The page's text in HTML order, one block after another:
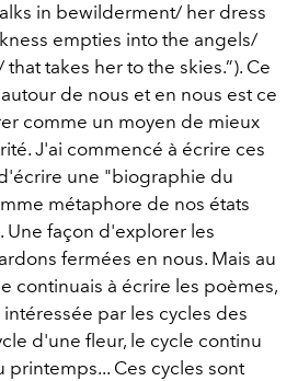
in bewilderment/ her dress
empties into the angels/
takes her to the skies.”). Ce
de nous et en nous est ce
comme un moyen de mieux
J'ai commencé à écrire ces
une "biographie du
métaphore de nos états
Une façon d'explorer les
fermées en nous. Mais au
continuais à écrire les poèmes,
par les cycles des
d'une fleur, le cycle continu
printemps... Ces cycles sont